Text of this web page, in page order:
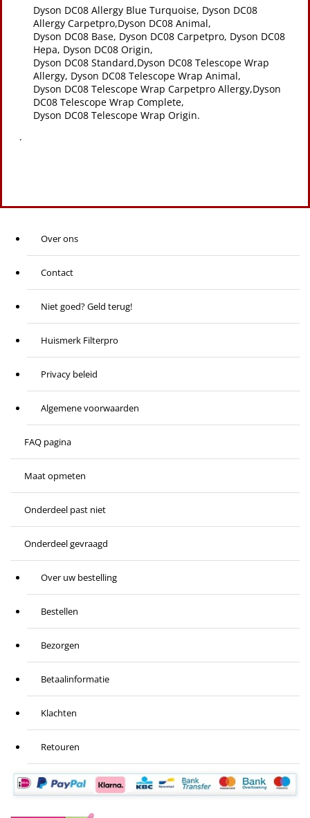
Dyson DC08 Allergy Blue Turquoise, Dyson DC08
Allergy Carpetpro,Dyson DC08 Animal,
Dyson DC08 Base, Dyson DC08 Carpetpro, Dyson DC08
Hepa, Dyson DC08 Origin,
Dyson DC08 Standard,Dyson DC08 Telescope Wrap
Allergy, Dyson DC08 Telescope Wrap Animal,
Dyson DC08 Telescope Wrap Carpetpro Allergy,Dyson
DC08 Telescope Wrap Complete,
Dyson DC08 Telescope Wrap Origin.
.
Over ons
Contact
Niet goed? Geld terug!
Huismerk Filterpro
Privacy beleid
Algemene voorwaarden
FAQ pagina
Maat opmeten
Onderdeel past niet
Onderdeel gevraagd
Over uw bestelling
Bestellen
Bezorgen
Betaalinformatie
Klachten
Retouren